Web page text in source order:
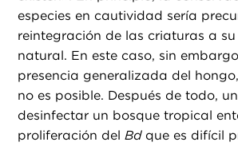
especies en cautividad sería
reintegración de las criaturas a
natural. En este caso, sin
presencia generalizada del
no es posible. Después de todo,
desinfectar un bosque tropical
proliferación delBdque es difícil